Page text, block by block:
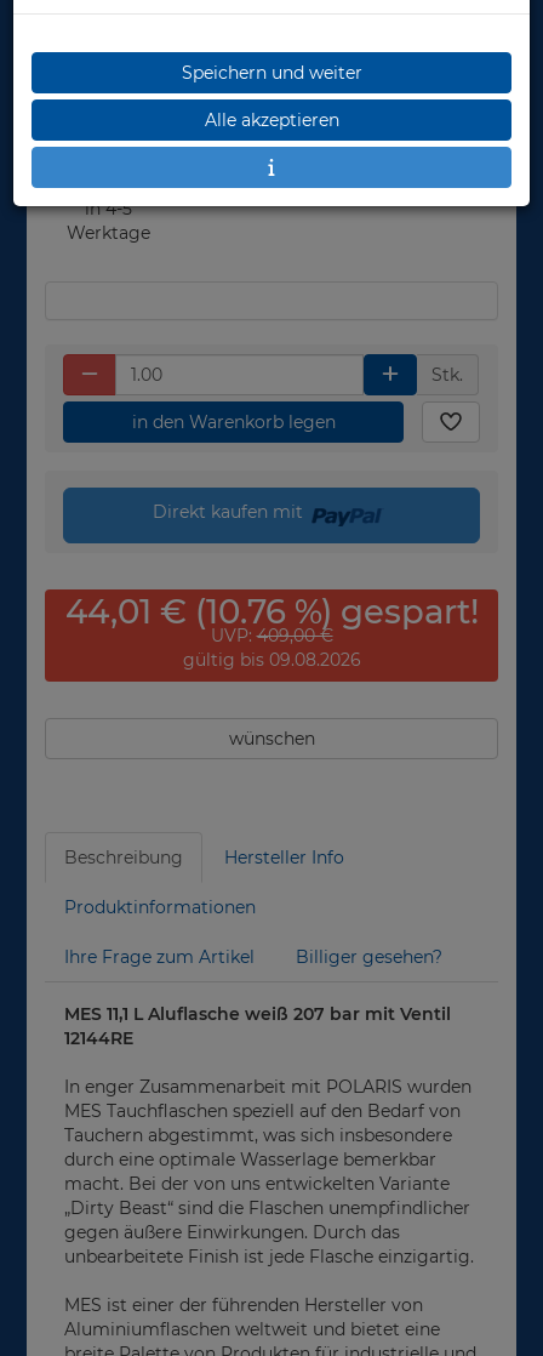
Herstellerpreis: 409,00 €
365,00 €
Lieferbar
in 4-5
Werktage
Stk.
in den Warenkorb legen
Direkt kaufen mit
44,01 € (10.76 %) gespart!
UVP:409,00 €
gültig bis 09.08.2026
wünschen
Beschreibung Hersteller Info
Produktinformationen
Ihre Frage zum Artikel Billiger gesehen?
MES 11,1 L Aluflasche weiß 207 bar mit Ventil
12144RE
In enger Zusammenarbeit mit POLARIS wurden
MES Tauchflaschen speziell auf den Bedarf von
Tauchern abgestimmt, was sich insbesondere
durch eine optimale Wasserlage bemerkbar
macht. Bei der von uns entwickelten Variante
„Dirty Beast“ sind die Flaschen unempfindlicher
gegen äußere Einwirkungen. Durch das
unbearbeitete Finish ist jede Flasche einzigartig.
MES ist einer der führenden Hersteller von
Aluminiumflaschen weltweit und bietet eine
Speichern und weiter
Alle akzeptieren